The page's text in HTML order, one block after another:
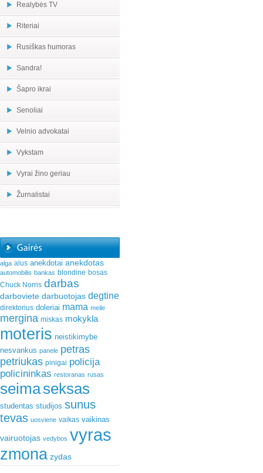
Realybės TV
Riteriai
Rusiškas humoras
Sandra!
Šapro ikrai
Senoliai
Velnio advokatai
Vykstam
Vyrai žino geriau
Žurnalistai
alga alus anekdotai anekdotas
automobilis bankas blondine bosas
Chuck Norris darbas
darboviete darbuotojas degtine
direktorius doleriai mama meile
mergina miskas mokykla
moteris neistikimybe
nesvankus panele petras
petriukas pinigai policija
policininkas restoranas rusas
seimaseksas
studentas studijos sunus
tevas uosviene vaikas vaikinas
vairuotojas vedybos vyras
zmona zydas